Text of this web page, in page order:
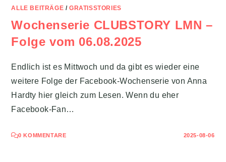
ALLE BEITRÄGE /GRATISSTORIES
Wochenserie CLUBSTORY LMN –
Folge vom 06.08.2025
Endlich ist es Mittwoch und da gibt es wieder eine
weitere Folge der Facebook-Wochenserie von Anna
Hardty hier gleich zum Lesen. Wenn du eher
Facebook-Fan…
0 KOMMENTARE 2025-08-06